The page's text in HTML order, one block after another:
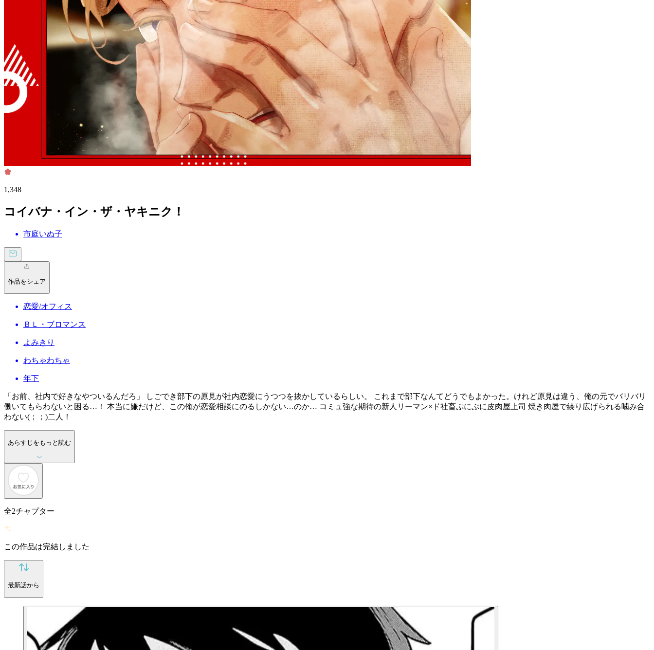
1,348
コイバナ・イン・ザ・ヤキニク！
市庭いぬ子
作品をシェア
恋愛/オフィス
ＢＬ・ブロマンス
よみきり
わちゃわちゃ
年下
「お前、社内で好きなやついるんだろ」 しごでき部下の原見が社内恋愛にうつつを抜かしているらしい。 これまで部下なんてどうでもよかった。けれど原見は違う、俺の元でバリバリ
働いてもらわないと困る…！ 本当に嫌だけど、この俺が恋愛相談にのるしかない…のか… コミュ強な期待の新人リーマン×ド社畜ぷにぷに皮肉屋上司 焼き肉屋で繰り広げられる噛み合
わない(；；)二人！
あらすじをもっと読む
全2チャプター
この作品は完結しました
最新話から